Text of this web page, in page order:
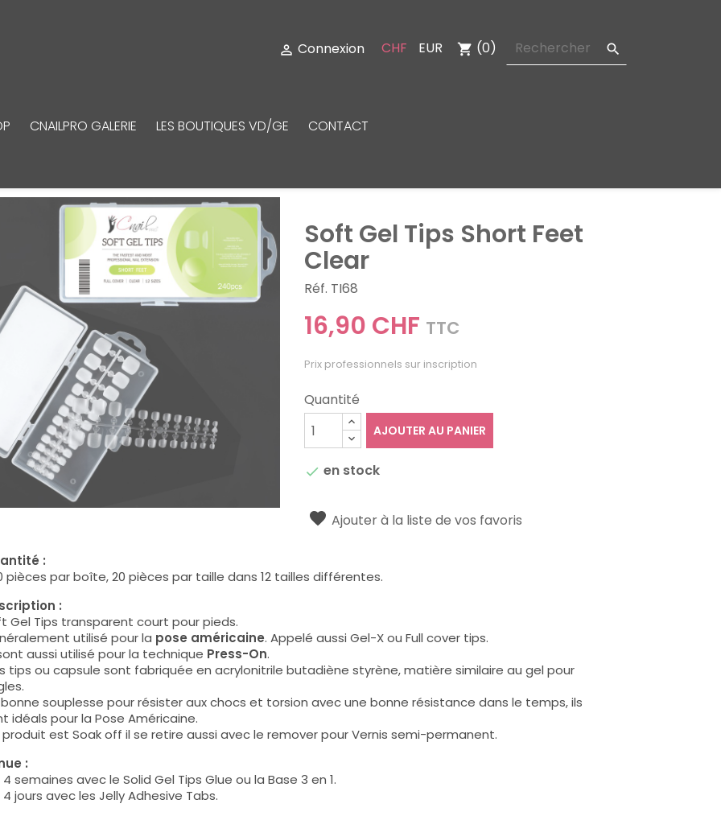
 Connexion CHF EUR shopping_cart (0) 
CNAILPRO GALERIE LES BOUTIQUES VD/GE CONTACT
Soft Gel Tips Short Feet
Clear
Réf. TI68
16,90 CHF TTC
Prix professionnels sur inscription
Quantité
AJOUTER AU PANIER
 en stock
Ajouter à la liste de vos favoris
:
pièces par boîte, 20 pièces par taille dans 12 tailles différentes.
:
Gel Tips transparent court pour pieds.
utilisé pour la pose américaine. Appelé aussi Gel-X ou Full cover tips.
aussi utilisé pour la technique Press-On.
tips ou capsule sont fabriquée en acrylonitrile butadiène styrène, matière similaire au gel pour
souplesse pour résister aux chocs et torsion avec une bonne résistance dans le temps, ils
idéals pour la Pose Américaine.
est Soak off il se retire aussi avec le remover pour Vernis semi-permanent.
:
semaines avec le Solid Gel Tips Glue ou la Base 3 en 1.
4 jours avec les Jelly Adhesive Tabs.